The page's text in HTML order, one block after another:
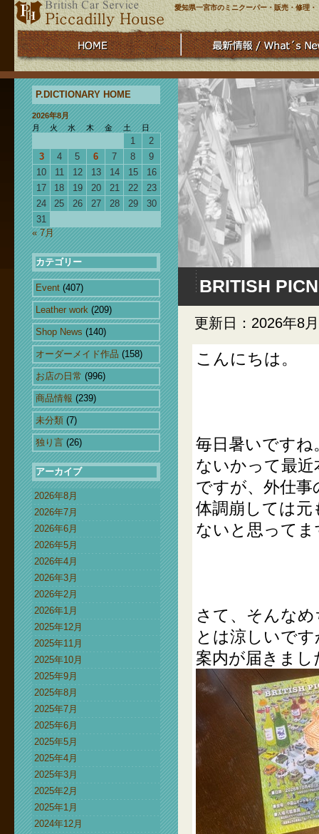
愛知県一宮市のミニクーパー・販売・修理
P.DICTIONARY HOME
2026年8月
月
火 水 木 金 土 日
1
2
3
4 5 6 7 8
9
10
11 12 13 14 15
16
17
18 19 20 21 22
23
24
25 26 27 28 29
30
31
« 7月
カテゴリー
Event (407)
Leather work (209)
Shop News (140)
オーダーメイド作品 (158)
お店の日常 (996)
商品情報 (239)
未分類 (7)
独り言 (26)
アーカイブ
2026年8月
2026年7月
2026年6月
2026年5月
2026年4月
2026年3月
2026年2月
2026年1月
2025年12月
2025年11月
2025年10月
2025年9月
2025年8月
2025年7月
2025年6月
2025年5月
2025年4月
2025年3月
2025年2月
2025年1月
2024年12月
BRITISH
更新日：2026年8
こんにちは。
毎日暑いです
ないかって最
ですが、外仕
体調崩しては
ないと思ってま
さて、そんな
とは涼しいで
案内が届きま